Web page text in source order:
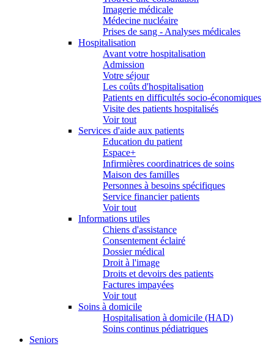
Imagerie médicale
Médecine nucléaire
Prises de sang - Analyses médicales
Hospitalisation
Avant votre hospitalisation
Admission
Votre séjour
Les coûts d'hospitalisation
Patients en difficultés socio-économiques
Visite des patients hospitalisés
Voir tout
Services d'aide aux patients
Education du patient
Espace+
Infirmières coordinatrices de soins
Maison des familles
Personnes à besoins spécifiques
Service financier patients
Voir tout
Informations utiles
Chiens d'assistance
Consentement éclairé
Dossier médical
Droit à l'image
Droits et devoirs des patients
Factures impayées
Voir tout
Soins à domicile
Hospitalisation à domicile (HAD)
Soins continus pédiatriques
Seniors